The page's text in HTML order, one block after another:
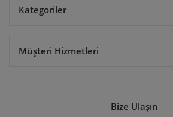
Kategoriler
Müşteri Hizmetleri
Bize Ulaşın